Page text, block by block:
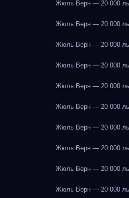
Жюль Верн — 20 000
Жюль Верн — 20 000
Жюль Верн — 20 000
Жюль Верн — 20 000
Жюль Верн — 20 000
Жюль Верн — 20 000
Жюль Верн — 20 000
Жюль Верн — 20 000
Жюль Верн — 20 000
Жюль Верн — 20 000